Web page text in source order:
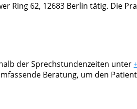
Ring 62, 12683 Berlin tätig. Die
der Sprechstundenzeiten unter
Beratung, um den